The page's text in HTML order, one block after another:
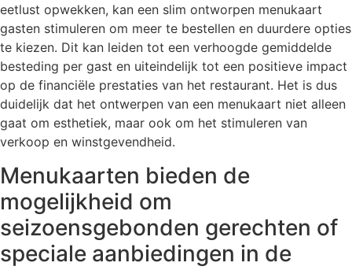
eetlust opwekken, kan een slim ontworpen menukaart
gasten stimuleren om meer te bestellen en duurdere opties
te kiezen. Dit kan leiden tot een verhoogde gemiddelde
besteding per gast en uiteindelijk tot een positieve impact
op de financiële prestaties van het restaurant. Het is dus
duidelijk dat het ontwerpen van een menukaart niet alleen
gaat om esthetiek, maar ook om het stimuleren van
verkoop en winstgevendheid.
Menukaarten bieden de
mogelijkheid om
seizoensgebonden gerechten of
speciale aanbiedingen in de